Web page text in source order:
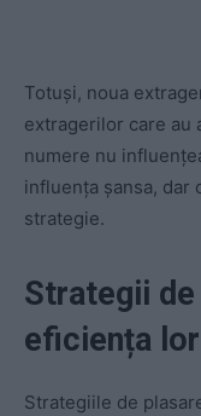
Totuși, noua
extragerilor care au
numere nu
influența șansa, dar
strategie.
Strategii
eficiența lor
Strategiile de